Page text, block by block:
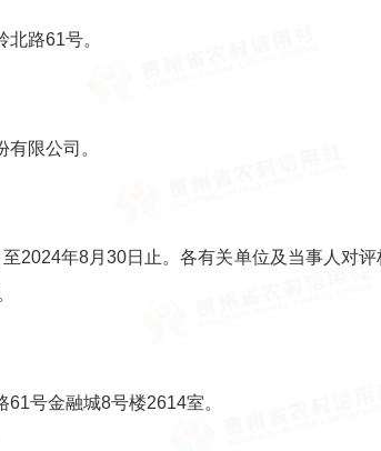
北路61号。
限公司。
2024年8月30日止。各有关单位及当事人对
号金融城8号楼2614室。